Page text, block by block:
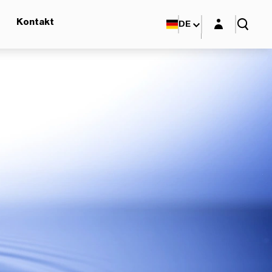
Kontakt DE Login-Maske